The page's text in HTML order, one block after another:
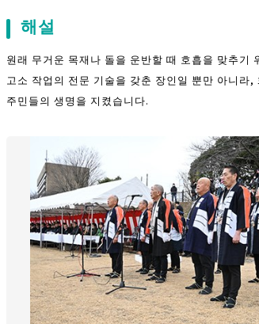
해설
원래 무거운 목재나 돌을 운반할 때 호흡을 맞추기
고소 작업의 전문 기술을 갖춘 장인일 뿐만 아니라
주민들의 생명을 지켰습니다.